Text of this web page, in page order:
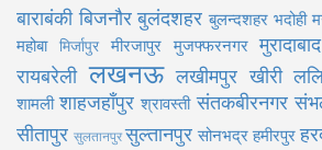
बाराबंकी बिजनौर बुलंदशहर बुलन्दशहर भदोही
महोबा मिर्जापुर मीरजापुर मुजफ्फरनगर मुरादाबाद
रायबरेली लखनऊ लखीमपुर खीरी
शामली शाहजहाँपुर श्रावस्ती संतकबीरनगर
सीतापुर सुलतानपुरसुल्तानपुर सोनभद्र हमीरपुर